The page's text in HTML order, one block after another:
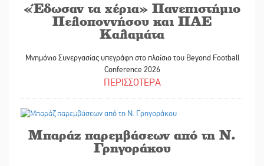
«Έδωσαν τα χέρια» Πανεπιστήμιο
Πελοποννήσου και ΠΑΕ
Καλαμάτα
Μνημόνιο Συνεργασίας υπεγράφη στο πλαίσιο του Beyond Football
Conference 2026
ΠΕΡΙΣΣΟΤΕΡΑ
Μπαράζ παρεμβάσεων από τη Ν.
Γρηγοράκου